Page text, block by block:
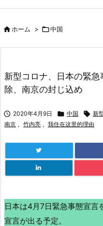
ホーム > 中国
新型コロナ、日本の緊
除、南京の封じ込め
 2020年4月9日  中国  新
南京 , 竹内亮 , 我住在这里的理由
日本は4月7日緊急事態宣言
宣言が出る予定。